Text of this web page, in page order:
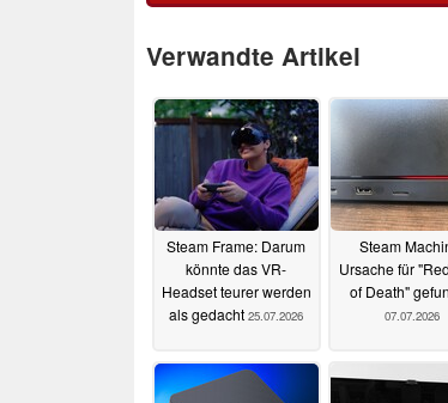
Verwandte Artikel
Steam Frame: Darum
könnte das VR-
Headset teurer werden
als gedacht 25.07.2026
Steam
Ursache für
of Death"
07.07.2026